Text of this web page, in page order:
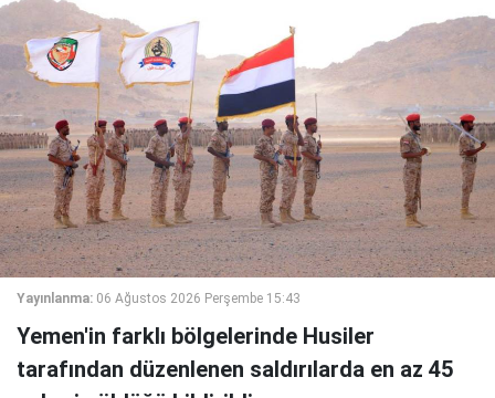
Yayınlanma: 06 Ağustos 2026 Perşembe 15:43
Yemen'in farklı bölgelerinde Husiler
tarafından düzenlenen saldırılarda en az 45